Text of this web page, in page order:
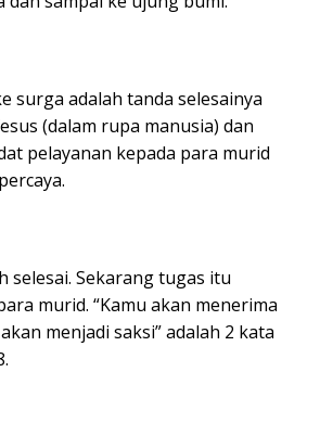
surga adalah tanda selesainya
(dalam rupa manusia) dan
pelayanan kepada para murid
selesai. Sekarang tugas itu
murid. “Kamu akan menerima
menjadi saksi” adalah 2 kata